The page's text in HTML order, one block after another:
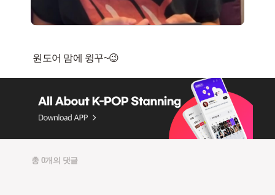
총 0개의 댓글